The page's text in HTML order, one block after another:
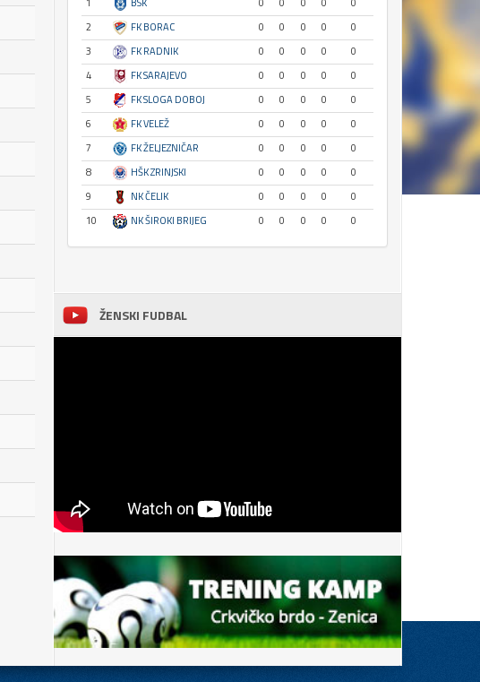
2
FK BORAC 0 0 0 0
0
3
FK RADNIK 0 0 0 0
0
4
FK SARAJEVO 0 0 0 0
0
5
FK SLOGA DOBOJ 0 0 0 0
0
6
FK VELEŽ 0 0 0 0
0
7
FK ŽELJEZNIČAR 0 0 0 0
0
8
HŠK ZRINJSKI 0 0 0 0
0
9
NK ČELIK 0 0 0 0
0
10
NK ŠIROKI BRIJEG 0 0 0 0 0
ŽENSKI FUDBAL